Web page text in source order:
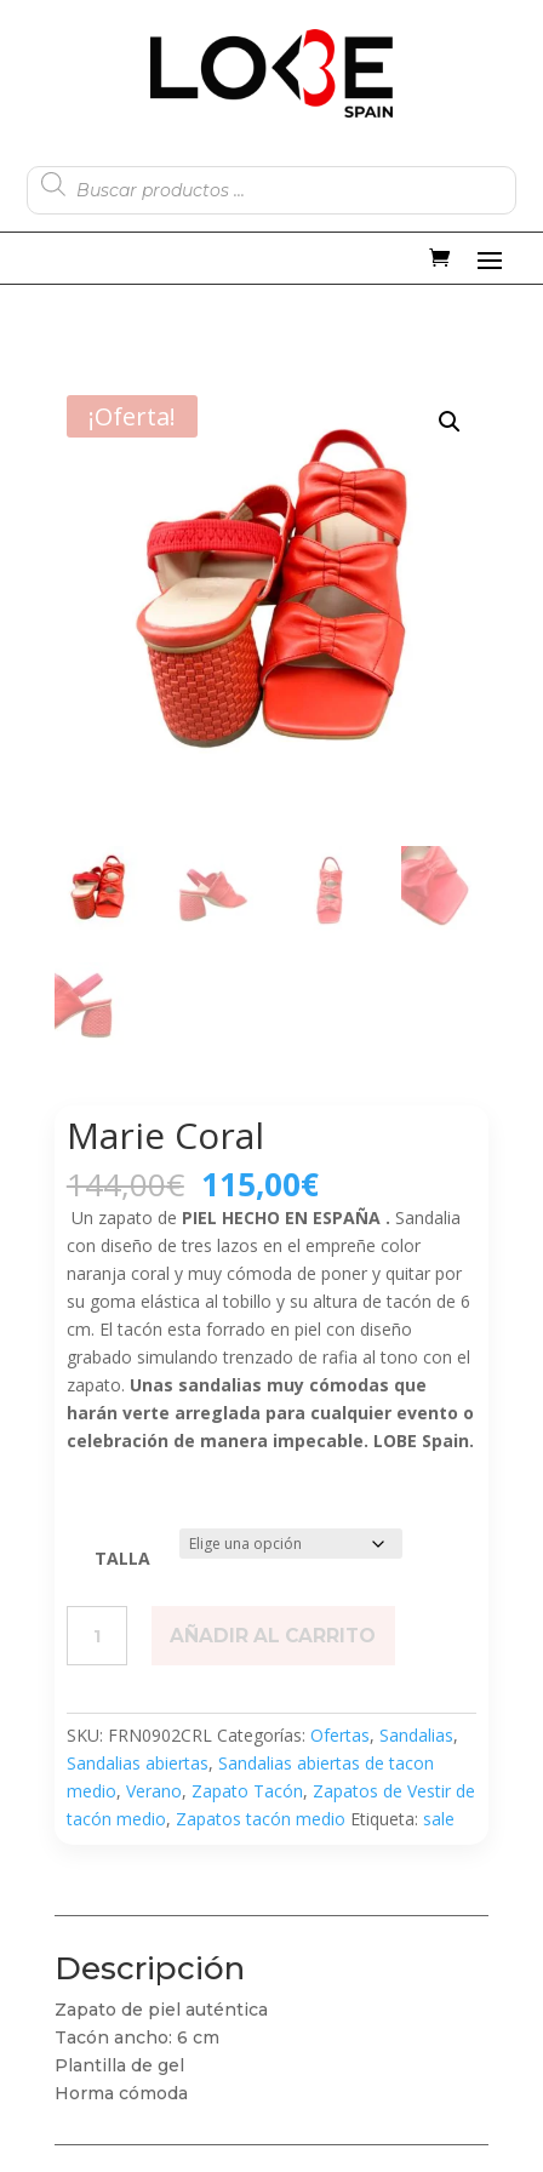
de
productos
¡Oferta!
Marie Coral
144,00€ El
precio
original
era:
144,00€.
115,00€El
precio
actual
es:
115,00€.
Un zapato de PIEL HECHO EN ESPAÑA . Sandalia
con diseño de tres lazos en el empreñe color
naranja coral y muy cómoda de poner y quitar por
su goma elástica al tobillo y su altura de tacón de 6
cm. El tacón esta forrado en piel con diseño
grabado simulando trenzado de rafia al tono con el
zapato. Unas sandalias muy cómodas que
harán verte arreglada para cualquier evento o
celebración de manera impecable. LOBE Spain.
TALLA
Coral
AÑADIR AL CARRITO
SKU: FRN0902CRL Categorías: Ofertas, Sandalias,
Sandalias abiertas, Sandalias abiertas de tacon
medio, Verano, Zapato Tacón, Zapatos de Vestir de
tacón medio, Zapatos tacón medio Etiqueta: sale
Descripción
Zapato de piel auténtica
Tacón ancho: 6 cm
Plantilla de gel
Horma cómoda